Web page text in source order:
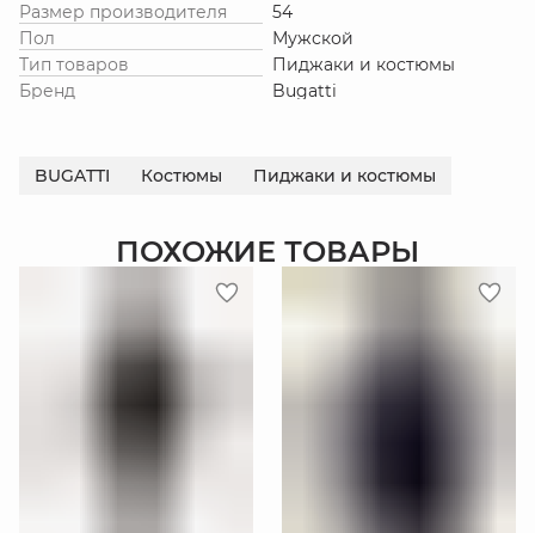
Размер производителя
54
Пол
Мужской
Тип товаров
Пиджаки и костюмы
Бренд
Bugatti
BUGATTI Костюмы Пиджаки и костюмы
ПОХОЖИЕ ТОВАРЫ